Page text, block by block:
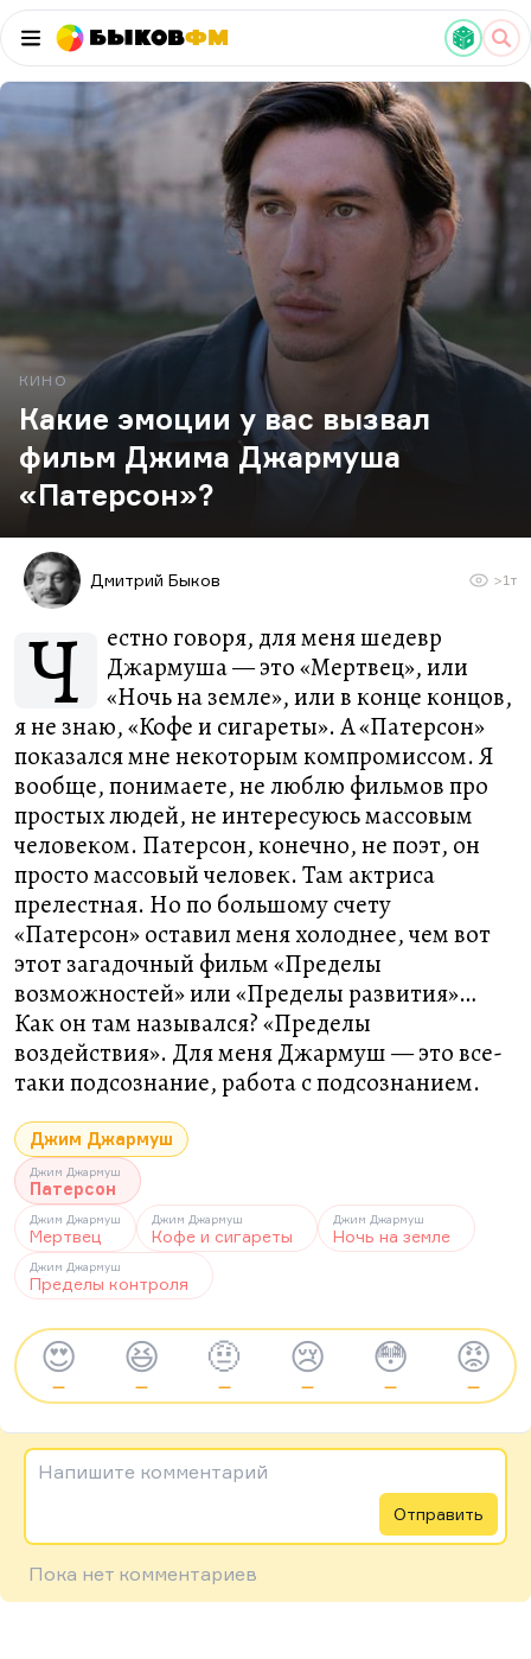
БыковФМ
КИНО
Какие эмоции у вас вызвал
фильм Джима Джармуша
«Патерсон»?
Дмитрий Быков >1т
Ч
естно говоря, для меня шедевр
Джармуша — это «Мертвец», или
«Ночь на земле», или в конце концов,
я не знаю, «Кофе и сигареты». А «Патерсон»
показался мне некоторым компромиссом. Я
вообще, понимаете, не люблю фильмов про
простых людей, не интересуюсь массовым
человеком. Патерсон, конечно, не поэт, он
просто массовый человек. Там актриса
прелестная. Но по большому счету
«Патерсон» оставил меня холоднее, чем вот
этот загадочный фильм «Пределы
возможностей» или «Пределы развития»…
Как он там назывался? «Пределы
воздействия». Для меня Джармуш — это все-
таки подсознание, работа с подсознанием.
Джим Джармуш
Джим Джармуш
Патерсон
Джим Джармуш
Мертвец
Джим Джармуш
Кофе и сигареты
Джим Джармуш
Ночь на земле
Джим Джармуш
Пределы контроля
😍
—
😆
—
🤨
—
😢
—
😳
—
😡
—
Напишите комментарий
Отправить
Пока нет комментариев